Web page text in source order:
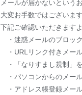
メールが届かないという
大変お手数ではございま
下記ご確認いただきます
・迷惑メールのブロッ
・URLリンク付きメー
・「なりすまし規制」
・パソコンからのメー
・アドレス帳登録メー